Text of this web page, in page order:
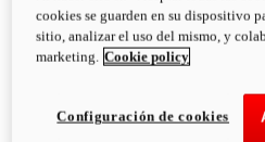
V4
Diavel V4
126 Nm
223 kg
cookies se guarden en su dispositivo
sitio, analizar el uso del mismo, y
marketing. Cookie policy
Configuración de cookies